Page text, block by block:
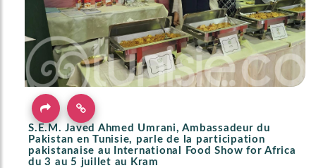
S.E.M. Javed Ahmed Umrani, Ambassadeur du
Pakistan en Tunisie, parle de la participation
pakistanaise au International Food Show for Africa
du 3 au 5 juillet au Kram